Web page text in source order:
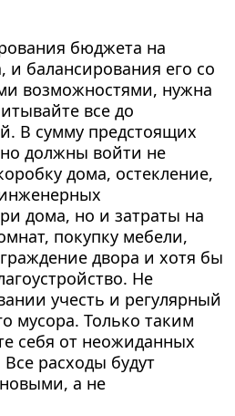
бюджета на
и балансирования его со
нужна
все до
должны войти не
остекление,
дома, но и затраты на
мебели,
двора и хотя бы
Не
учесть и регулярный
таким
себя от неожиданных
а не